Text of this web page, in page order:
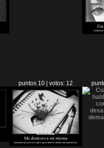
puntos 10 | votos: 12